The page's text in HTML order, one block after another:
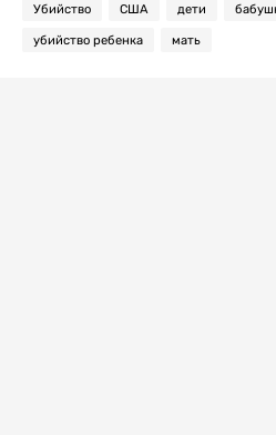
Убийство США дети
убийство ребенка мать